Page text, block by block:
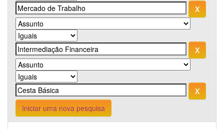
Iniciar uma nova pesquisa